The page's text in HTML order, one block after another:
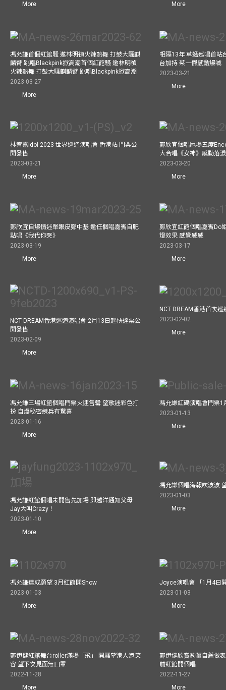
More
More
馮允謙首個紅館騷 邀林明禎火辣熱舞 打鼓大騷麒
麟臂 跳唱Blackpink掀高潮首個紅館騷 邀林明禎
火辣熱舞 打鼓大騷麒麟臂 跳唱Blackpink掀高潮
2023-03-27
More
相隔13年 草蜢巡唱首站
台加持 蔡一傑感動爆喊
2023-03-21
More
林宥嘉idol 2023 世界巡迴演唱會 香港站 門票公
開發售
2023-03-21
More
鄭欣宜個唱尾場五度
大合唱《女神》感動落淚
2023-03-20
More
鄭欣宜自爆情迷單眼皮鄭中基 邀任個唱嘉賓自肥
點唱《我代你哭》
2023-03-19
More
鄭欣宜紅館個唱嘉賓Do
燈效果 感覺威威
2023-03-17
More
NCT DREAM香港巡迴演唱會 2月13日起快達票公
開發售
2023-02-09
More
NCT DREAM香港首次
2023-02-02
More
馮允謙三場紅館個唱門票火速售罄 望歌迷彩色打
扮 自爆秘密練兵有驚喜
2023-01-16
More
馮允謙紅磡演唱會門票1
2023-01-13
More
馮允謙紅館個唱未開售先加場 即越洋通知父母
Jay大叫Crazy！
2023-01-10
More
馮允謙個唱海報吹波波
2023-01-03
More
馮允謙達成願望 3月紅館閧Show
2023-01-03
More
Joyce演唱會 「1月4日
2023-01-03
More
鄭伊健紅館舞台roller滿場「飛」 開騷望港人添笑
容 望下次見面無口罩
2022-11-28
More
鄭伊健欣賞夠薑自薦做
前紅館開個唱
2022-11-27
More